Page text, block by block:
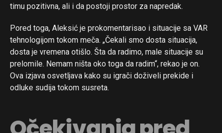
timu pozitivna, ali i da postoji prostor za napredak.
Pored toga, Aleksić je prokomentarisao i situacije sa VAR
tehnologijom tokom meča. „Čekali smo dosta situacija,
dosta je vremena otišlo. Šta da radimo, male situacije su
prelomile. Nemam ništa oko toga da radim“, rekao je on.
Ova izjava osvetljava kako su igrači doživeli prekide i
odluke sudija tokom susreta.